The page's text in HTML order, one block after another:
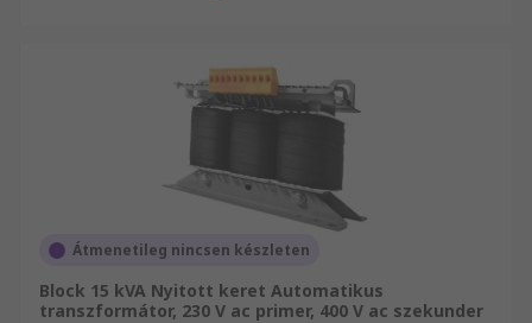
Átmenetileg nincsen készleten
Block 15 kVA Nyitott keret Automatikus
transzformátor, 230 V ac primer, 400 V ac szekunder